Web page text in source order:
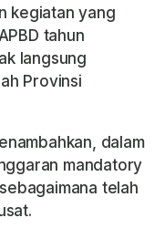
kegiatan yang
tahun
langsung
Provinsi
dalam
mandatory
telah